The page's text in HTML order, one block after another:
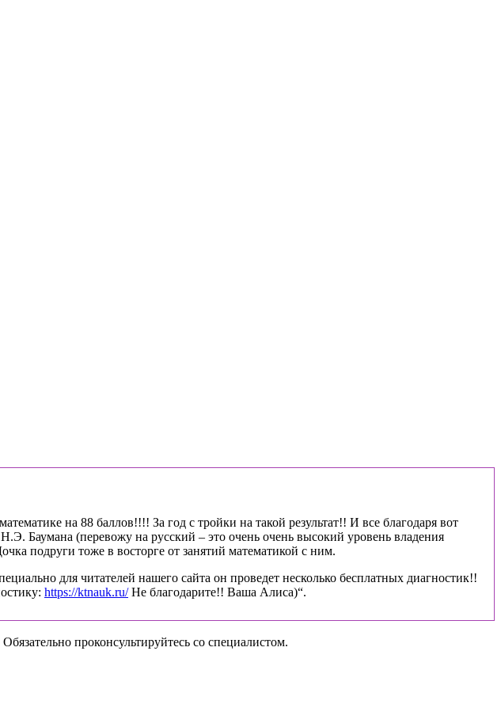
на 88 баллов!!!! За год с тройки на такой результат!! И все благодаря вот
Баумана (перевожу на русский – это очень очень высокий уровень владения
подруги тоже в восторге от занятий математикой с ним.
для читателей нашего сайта он проведет несколько бесплатных диагностик!!
https://ktnauk.ru/Не благодарите!! Ваша Алиса)“.
проконсультируйтесь со специалистом.